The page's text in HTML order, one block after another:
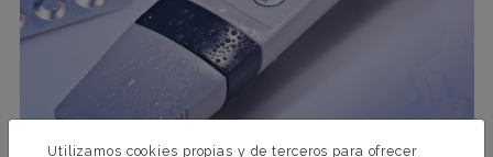
Utilizamos cookies propias y de terceros para ofrecer